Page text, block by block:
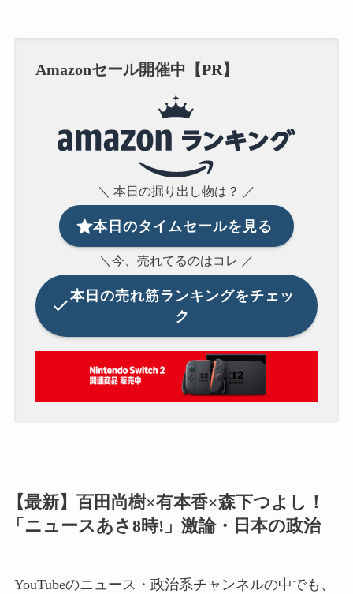
Amazonセール開催中【PR】
＼ 本日の掘り出し物は？ ／
本日のタイムセールを見る
＼今、売れてるのはコレ ／
本日の売れ筋ランキングをチェッ
ク
【最新】百田尚樹×有本香×森下つよし！
「ニュースあさ8時!」激論・日本の政治
YouTubeのニュース・政治系チャンネルの中でも、